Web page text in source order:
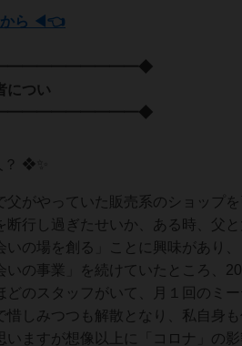
ら ◀👈
い
❖✨
父がやっていた販売系のショップ
断行し過ぎたせいか、ある時、父
いの場を創る」ことに興味があり
いの事業」を続けていたところ、
どのスタッフがいて、月１回のミ
惜しみつつも解散となり、私自身
いますが想像以上に「コロナ」の